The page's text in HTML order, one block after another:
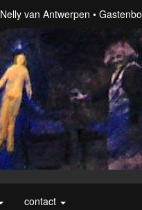
Nelly van Antwerpen
contact